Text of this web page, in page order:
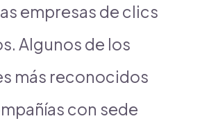
empresas de clics
Algunos de los
más reconocidos
con sede